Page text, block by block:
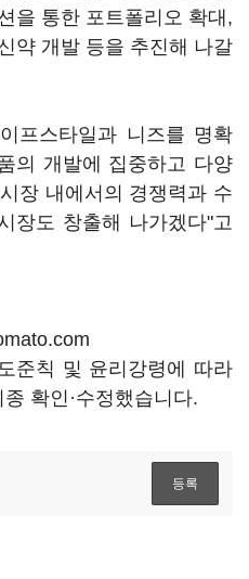
을 통한 포트폴리오 확대,
약 개발 등을 추진해 나갈
프스타일과 니즈를 명확
의 개발에 집중하고 다양
장 내에서의 경쟁력과 수
장도 창출해 나가겠다"고
준칙 및 윤리강령에 따라
확인·수정했습니다.